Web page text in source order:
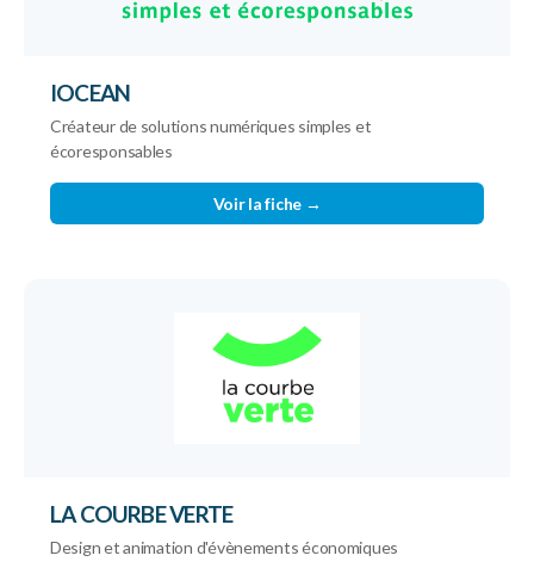
IOCEAN
Créateur de solutions numériques simples et
écoresponsables
Voir la fiche →
LA COURBE VERTE
Design et animation d'évènements économiques